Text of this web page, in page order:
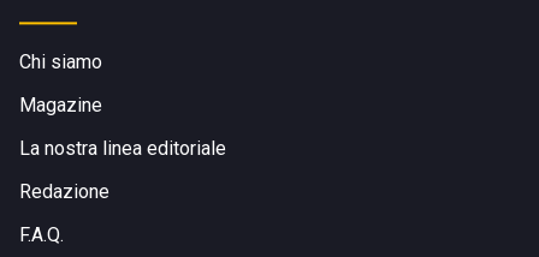
Chi siamo
Magazine
La nostra linea editoriale
Redazione
F.A.Q.